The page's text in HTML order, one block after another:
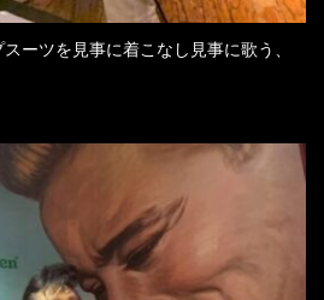
ーツを見事に着こなし見事に歌う、